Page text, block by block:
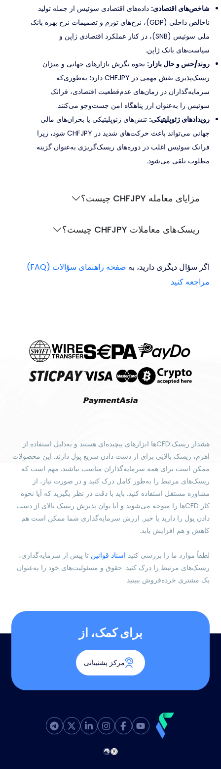
شاخص‌های اقتصادی: داده‌های اقتصادی سوئیس از جمله تولید
ناخالص داخلی (GDP)، نرخ‌های تورم و تصمیمات نرخ بهره بانک
ملی سوئیس (SNB)، در کنار عملکرد اقتصادی ژاپن و
سیاست‌های بانک ژاپن.
روند/حس و حال بازار: نحوه نگرش بازارهای جهانی و میزان
ریسک‌پذیری نقش مهمی در CHFJPY دارد؛ به‌طوری‌که
سرمایه‌گذاران در زمان‌های عدم‌قطعیت اقتصادی، فرانک
سوئیس را به‌عنوان ارز پناهگاه امن جست‌وجو می‌کنند.
رویدادهای ژئوپلیتیکی: تنش‌های ژئوپلیتیکی یا بحران‌های مالی
جهانی می‌تواند باعث حرکت‌های شدید در CHFJPY شود، زیرا
فرانک سوئیس اغلب در دوره‌های ریسک‌گریزی به‌عنوان گزینه
مطلوب تلقی می‌شود.
مزایای معامله CHFJPY چیست؟
ریسک‌های معاملات CHFJPY چیست؟
اگر سؤال دیگری دارید، به
صفحه راهنمای سؤالات (FAQ)
مراجعه کنید
هشدار ریسک:CFDها ابزارهای پیچیده‌ای هستند و به‌دلیل استفاده از
اهرم، ریسک بالایی برای از دست دادن سریع پول دارند. این محصولات
ممکن است برای همه سرمایه‌گذاران مناسب نباشند. مهم است که
ریسک‌های مرتبط را به‌طور کامل درک کنید و در صورت نیاز، از
مشاوره مستقل استفاده کنید. باید با دقت در نظر بگیرید که آیا نحوه
کار CFDها را متوجه می‌شوید و آیا توان پذیرش ریسک بالای از دست
دادن پول را دارید یا خیر. ارزش سرمایه‌گذاری شما ممکن است هم
کاهش و هم افزایش یابد.
لطفاً موارد ما را بررسی کنید اسناد قوانین تا پیش از سرمایه‌گذاری،
ریسک‌های مرتبط را درک کنید. حقوق و مسئولیت‌های خود را به‌عنوان
یک مشتری خرده‌فروش ببینید.
برای کمک، از
مرکز پشتیبانی